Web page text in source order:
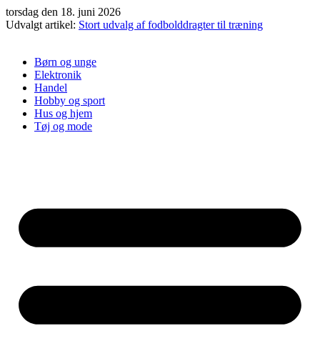
Videre
til
torsdag den 18. juni 2026
Udvalgt artikel: Stort udvalg af fodbolddragter til træning
Børn og unge
Elektronik
Handel
Hobby og sport
Hus og hjem
Tøj og mode